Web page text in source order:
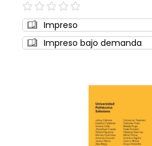
0%
Impreso
Impreso bajo demanda